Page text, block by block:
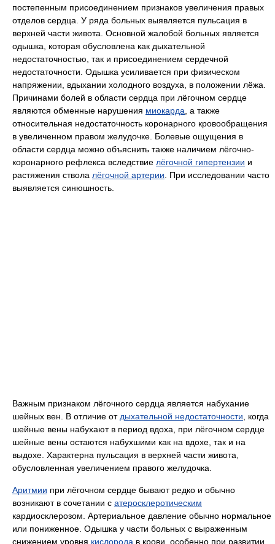
постепенным присоединением признаков увеличения правых
отделов сердца. У ряда больных выявляется пульсация в
верхней части живота. Основной жалобой больных является
одышка, которая обусловлена как дыхательной
недостаточностью, так и присоединением сердечной
недостаточности. Одышка усиливается при физическом
напряжении, вдыхании холодного воздуха, в положении лёжа.
Причинами болей в области сердца при лёгочном сердце
являются обменные нарушения миокарда , а также
относительная недостаточность коронарного кровообращения
в увеличенном правом желудочке. Болевые ощущения в
области сердца можно объяснить также наличием лёгочно-
коронарного рефлекса вследствие лёгочной гипертензии и
растяжения ствола лёгочной артерии . При исследовании часто
выявляется синюшность.
Важным признаком лёгочного сердца является набухание
шейных вен. В отличие от дыхательной недостаточности , когда
шейные вены набухают в период вдоха, при лёгочном сердце
шейные вены остаются набухшими как на вдохе, так и на
выдохе. Характерна пульсация в верхней части живота,
обусловленная увеличением правого желудочка.
Аритмии при лёгочном сердце бывают редко и обычно
возникают в сочетании с атеросклеротическим
кардиосклерозом. Артериальное давление обычно нормальное
или пониженное. Одышка у части больных с выраженным
снижением уровня кислорода в крови, особенно при развитии